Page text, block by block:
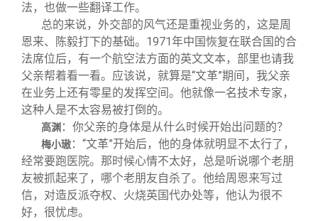
法，也做一些翻译工作。
总的来说，外交部的风气还是重视业务的，这是周
恩来、陈毅打下的基础。1971年中国恢复在联合国的合
法席位后，有一个航空法方面的英文文本，部里也请我
父亲帮着看一看。应该说，就算是“文革”期间，我父亲
在业务上还有零星的发挥空间。他就像一名技术专家，
这种人是不太容易被打倒的。
高渊 ：你父亲的身体是从什么时候开始出问题的？
梅小璈：“文革”开始后，他的身体就明显不太行了，
经常要跑医院。那时候心情不太好，总是听说哪个老朋
友被抓起来了，哪个老朋友自杀了。他给周恩来写过
信，对造反派夺权、火烧英国代办处等，他认为很不
好，很忧虑。